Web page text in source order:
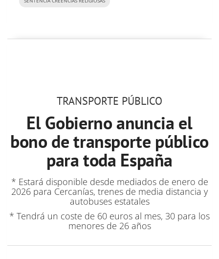
TRANSPORTE PÚBLICO
El Gobierno anuncia el
bono de transporte público
para toda España
* Estará disponible desde mediados de enero de
2026 para Cercanías, trenes de media distancia y
autobuses estatales
* Tendrá un coste de 60 euros al mes, 30 para los
menores de 26 años